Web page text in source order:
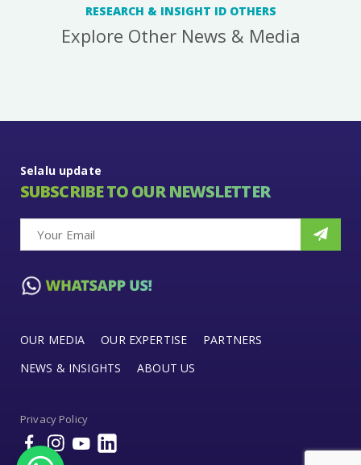
RESEARCH & INSIGHT ID OTHERS
Explore Other News & Media
Selalu update
SUBSCRIBE TO OUR NEWSLETTER
OUR MEDIA OUR EXPERTISE
PARTNERS
NEWS & INSIGHTS
ABOUT US
Privacy Policy